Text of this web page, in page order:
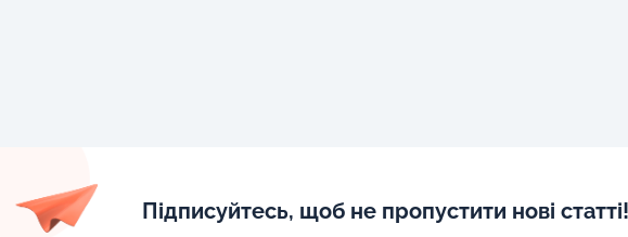
Підписуйтесь, щоб не пропустити нові статті!